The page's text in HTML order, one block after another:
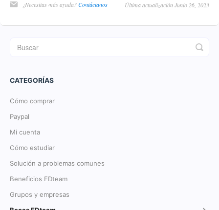
¿Necesitas más ayuda?Contáctanos Última actualización Junio 26, 2023
CATEGORÍAS
Cómo comprar
Paypal
Mi cuenta
Cómo estudiar
Solución a problemas comunes
Beneficios EDteam
Grupos y empresas